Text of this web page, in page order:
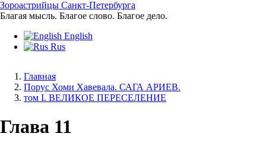
Перейти
к
содержанию
Зороастрийцы Санкт-Петербурга
Благая мысль. Благое слово. Благое дело.
English
Rus
Строка
навигации
Главная
Порус Хоми Хавевала. САГА АРИЕВ.
том I. ВЕЛИКОЕ ПЕРЕСЕЛЕНИЕ
Глава 11